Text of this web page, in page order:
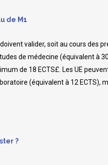
de M1
valider, soit au cours des
de médecine (équivalent à
de 18 ECTS£. Les UE
(équivalent à 12 ECTS),
?